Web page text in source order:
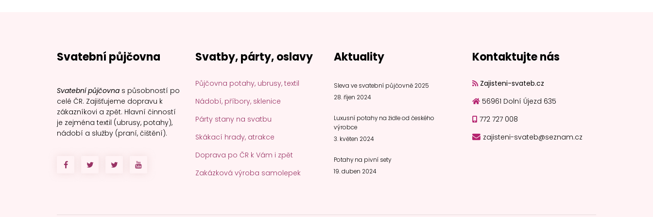
Svatební půjčovna
Svatební půjčovna s působností po
celé ČR. Zajišťujeme dopravu k
zákazníkovi a zpět. Hlavní činností
je zejména textil (ubrusy, potahy),
nádobí a služby (praní, čištění).
Svatby, párty, oslavy
Půjčovna potahy, ubrusy, textil
Nádobí, příbory, sklenice
Párty stany na svatbu
Skákací hrady, atrakce
Doprava po ČR k Vám i zpět
Zakázková výroba samolepek
Aktuality
Sleva ve svatební půjčovně 2025
28. říjen 2024
Luxusní potahy na židle od českého
výrobce
3. květen 2024
Potahy na pivní sety
19. duben 2024
Kontaktujte nás
Zajisteni-svateb.cz
56961 Dolní Újezd 635
772 727 008
zajisteni-svateb@seznam.cz